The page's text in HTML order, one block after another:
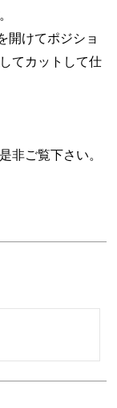
開けてポジショ
てカットして仕
非ご覧下さい。